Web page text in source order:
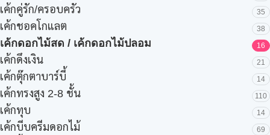
เค้กคู่รัก/ครอบครัว 35
เค้กชอคโกแลต 38
เค้กดอกไม้สด / เค้กดอกไม้ปลอม 16
เค้กดึงเงิน 21
เค้กตุ๊กตาบาร์บี้ 14
เค้กทรงสูง 2-8 ชั้น 110
เค้กทุบ 14
เค้กบีบครีมดอกไม้ 69